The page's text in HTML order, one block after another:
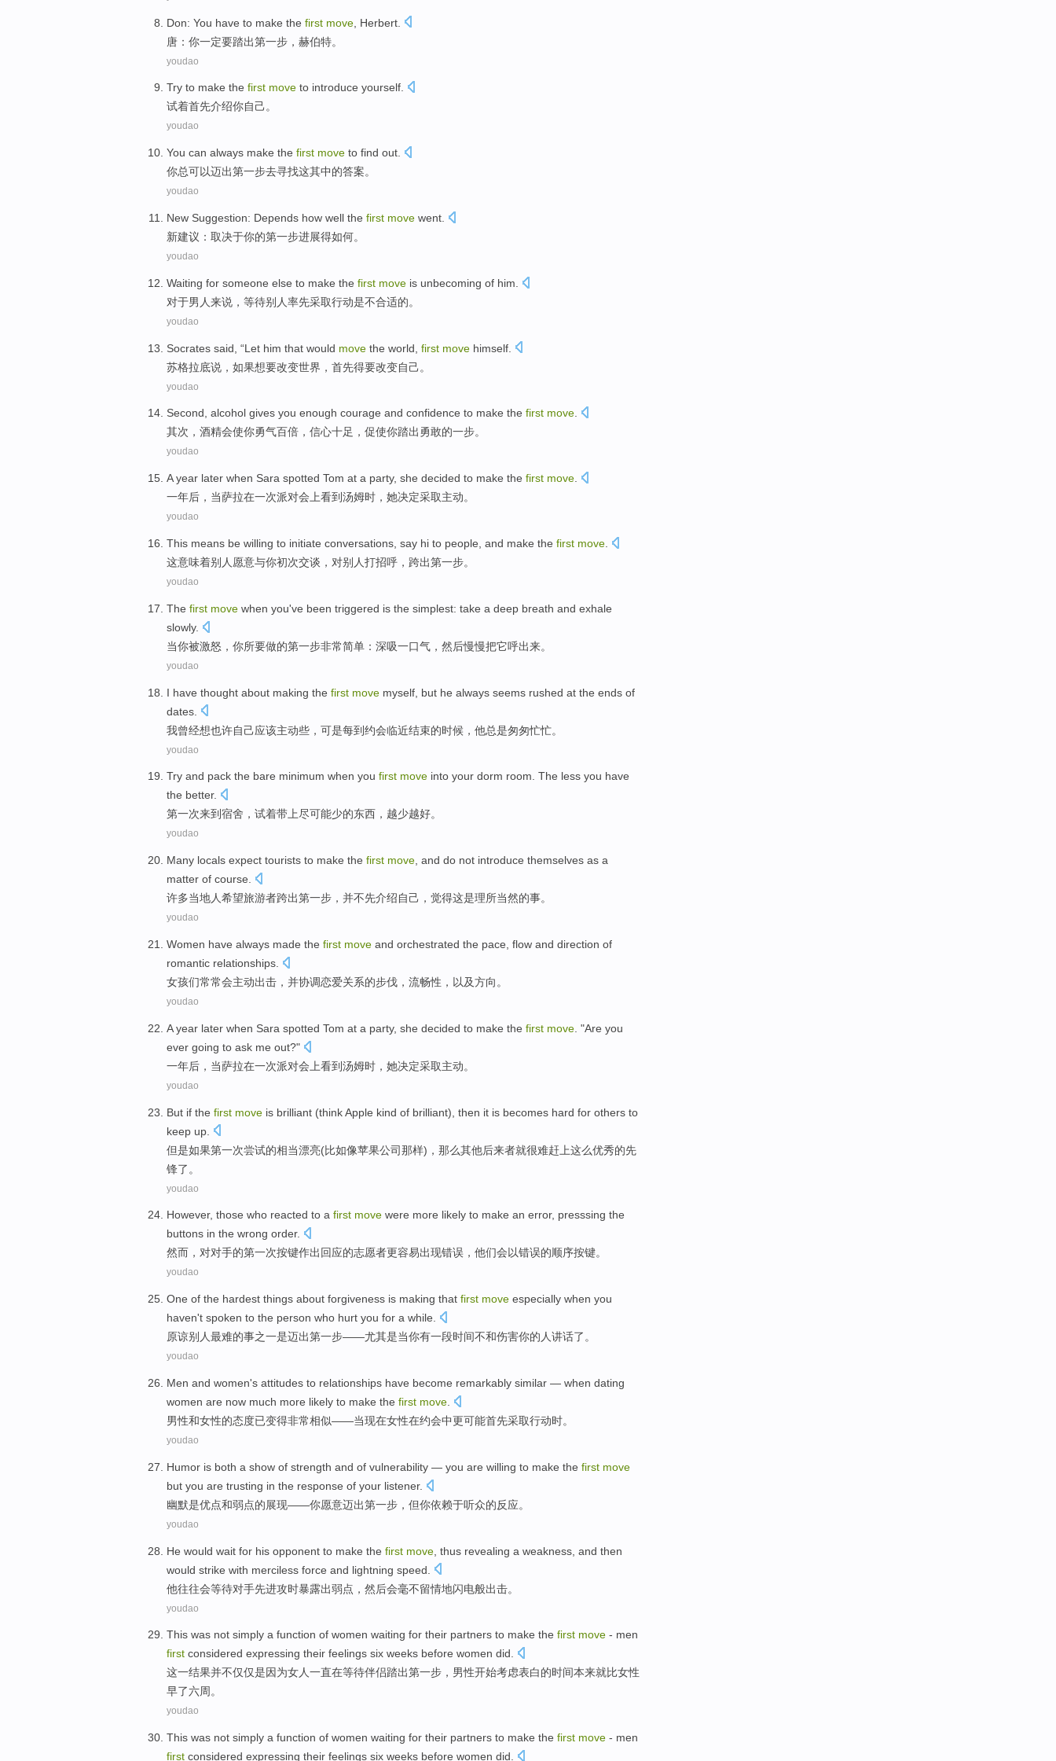
Don: You have to make the first move Herbert
唐 ： 你一定要踏出第一步 ， 赫伯特。
youdao
Try to make the first move to introduce yourself.
试着首先介绍你自己。
youdao
You can always make the first move to find out
你总可以迈出第一步去寻找这其中的答案。
youdao
New Suggestion: Depends how well the first move went
新建议 ： 取决于你的第一步进展得如何。
youdao
Waiting for someone else to make the first move is unbecoming of him.
对于男人来说，等待别人率先采取行动是不合适的。
youdao
Socrates said , “Let him that would move the world first move himself
苏格拉底说 ，如果想要改变世界 ， 首先得要改变自己。
youdao
Second, alcohol gives you enough courage and confidence to make the first move.
其次 ， 酒精会使你勇气百倍， 信心十足， 促使你踏出勇敢的一步。
youdao
A year later when Sara spotted Tom at a party, she decided to make the first move
一年后 ， 当萨拉在一次派对会上看到汤姆时， 她决定采取主动。
youdao
This means be willing to initiate conversations say hi to people , and make the first move
这意味着别人 愿意与你初次交谈 ， 对别人打招呼 ，跨出第一步。
youdao
The first move when you've been triggered is the simplest: take a deep breath and exhale
slowly.
当你被激怒 ，你所要做的第一步非常简单 ： 深吸一口气， 然后慢慢把它呼出来。
youdao
I have thought about making the first move myself but he always seems rushed at the ends of
dates
我曾经想也许自己应该主动些， 可是每到约会临近结束的时候， 他总是匆匆忙忙。
youdao
Try and pack the bare minimum when you first move into your dorm room. The less you have
the better.
第一次来到宿舍 ， 试着带上尽可能少的东西，越少越好。
youdao
Many locals expect tourists to make the first move , and do not introduce themselves as a
matter of course
许多当地人希望旅游者跨出第一步 ， 并不先介绍自己 ，觉得这是理所当然的事。
youdao
Women have always made the first move and orchestrated the pace flow and direction of
romantic relationships
女孩们常常会主动出击， 并协调恋爱关系的步伐 ， 流畅性， 以及方向 。
youdao
A year later when Sara spotted Tom at a party, she decided to make the first move . "Are you
ever going to ask me out?"
一年后 ， 当萨拉在一次派对会上看到汤姆时， 她决定采取主动。
youdao
But if the first move is brilliant (thinkApple kind of brilliant), then it is becomes hard for others to
keep up
但是如果第一次尝试的相当漂亮(比如像苹果公司那样)， 那么其他后来者就很难赶上这么优秀的先
锋了。
youdao
However, those who reacted to a first move were more likely to make an error, presssing the
buttons in the wrong order.
然而 ， 对对手的第一次按键作出回应的志愿者更容易出现错误，他们会以错误的顺序按键。
youdao
One of the hardest things about forgiveness is making that first move especially when you
haven't spoken to the person who hurt you for a while
原谅别人最难的事之一是迈出第一步——尤其是当你有一段时间不和伤害你的 人讲话了 。
youdao
Men and women's attitudes to relationships have become remarkably similar — when dating
women are now much more likely to make the first move
男性和女性的态度已变得非常相似——当现在女性在约会中更可能首先采取行动时。
youdao
Humor is both a show of strength and of vulnerability — you are willing to make the first move
but you are trusting in the response of your listener.
幽默是优点和弱点的展现——你愿意迈出第一步 ， 但你依赖于听众的反应。
youdao
He would wait for his opponent to make the first move , thus revealing a weakness and then
would strike with merciless force and lightning speed
他往往会等待对手先进攻时暴露出弱点 ， 然后会毫不留情地闪电般出击。
youdao
This was not simply a function of women waiting for their partners to make the first move - men
first considered expressing their feelings six weeks before women did.
这一结果并不仅仅是因为女人一直在等待伴侣踏出第一步 ， 男性开始考虑表白的时间本来就比女性
早了六周。
youdao
This was not simply a function of women waiting for their partners to make the first move - men
first considered expressing their feelings six weeks before women did